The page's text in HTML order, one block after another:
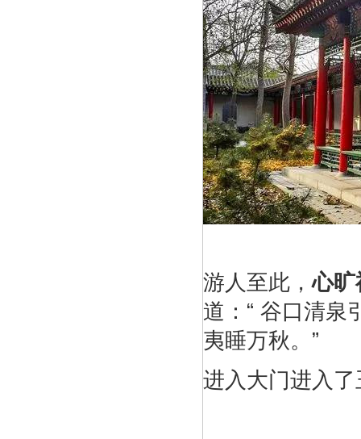
游人至此，心旷
道：“ 谷口清泉
夷睡万秋。”
进入大门进入